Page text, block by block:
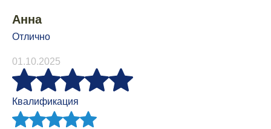
Анна
Отлично
01.10.2025
Квалификация